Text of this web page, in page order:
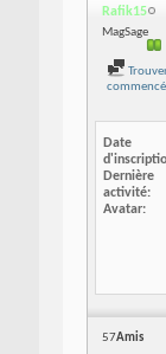
Rafik15
MagSage
Date
Dernière
activité
Avatar
57Amis